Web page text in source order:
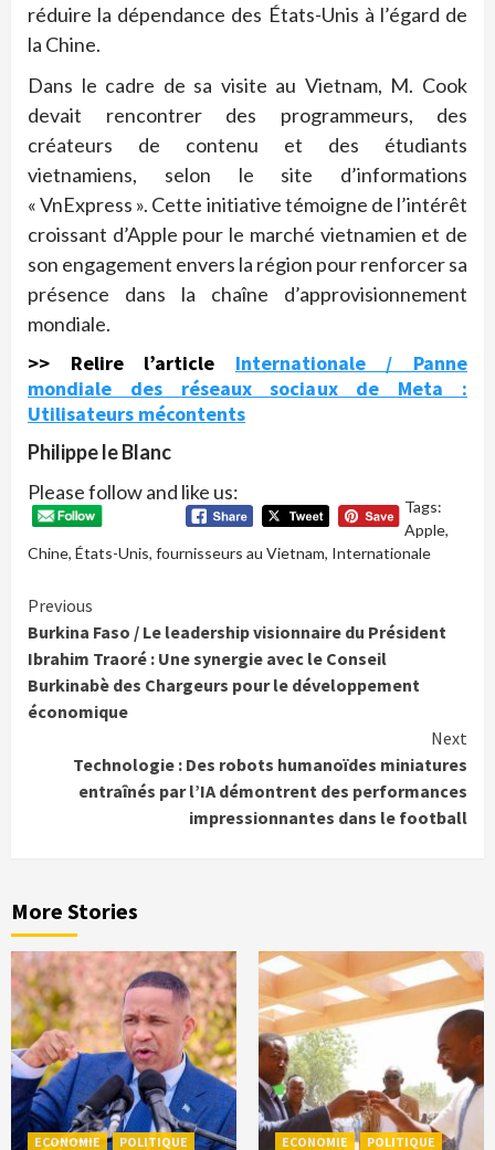
réduire la dépendance des États-Unis à l’égard de
la Chine.
Dans le cadre de sa visite au Vietnam, M. Cook
devait rencontrer des programmeurs, des
créateurs de contenu et des étudiants
vietnamiens, selon le site d’informations
« VnExpress ». Cette initiative témoigne de l’intérêt
croissant d’Apple pour le marché vietnamien et de
son engagement envers la région pour renforcer sa
présence dans la chaîne d’approvisionnement
mondiale.
>> Relire l’article Internationale / Panne
mondiale des réseaux sociaux de Meta :
Utilisateurs mécontents
Philippe le Blanc
Please follow and like us:
Tags:
Apple,
Chine, États-Unis, fournisseurs au Vietnam, Internationale
Continue
Reading
Previous
Burkina Faso / Le leadership visionnaire du Président
Ibrahim Traoré : Une synergie avec le Conseil
Burkinabè des Chargeurs pour le développement
économique
Next
Technologie : Des robots humanoïdes miniatures
entraînés par l’IA démontrent des performances
impressionnantes dans le football
More Stories
ECONOMIE POLITIQUE ECONOMIE POLITIQUE